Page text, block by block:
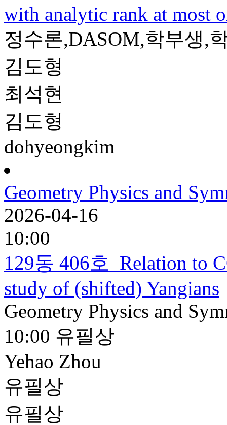
with analytic rank at most
정수론,DASOM,학부생,
김도형
최석현
김도형
dohyeongkim
Geometry Physics and
2026-04-16
10:00
129동 406호 Relation to
study of (shifted) Yangians
Geometry Physics and
10:00 유필상
Yehao Zhou
유필상
유필상